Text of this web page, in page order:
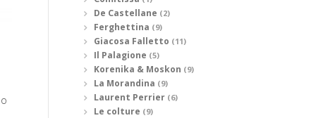
De Castellane (2)
Ferghettina (9)
Giacosa Falletto (11)
Il Palagione (5)
Korenika & Moskon (9)
La Morandina (9)
Laurent Perrier (6)
Le colture (9)